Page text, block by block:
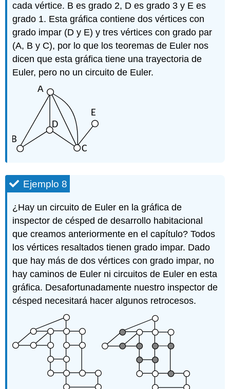
cada vértice. B es grado 2, D es grado 3 y E es
grado 1. Esta gráfica contiene dos vértices con
grado impar (D y E) y tres vértices con grado par
(A, B y C), por lo que los teoremas de Euler nos
dicen que esta gráfica tiene una trayectoria de
Euler, pero no un circuito de Euler.
Ejemplo 8
¿Hay un circuito de Euler en la gráfica de
inspector de césped de desarrollo habitacional
que creamos anteriormente en el capítulo? Todos
los vértices resaltados tienen grado impar. Dado
que hay más de dos vértices con grado impar, no
hay caminos de Euler ni circuitos de Euler en esta
gráfica. Desafortunadamente nuestro inspector de
césped necesitará hacer algunos retrocesos.